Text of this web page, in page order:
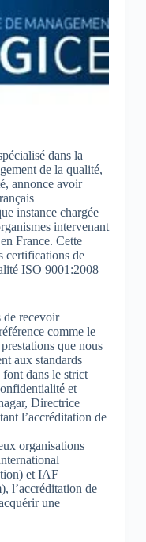
dans la
de la qualité,
annonce avoir
instance chargée
intervenant
France. Cette
certifications de
ISO 9001:2008
de recevoir
comme le
que nous
aux standards
font dans le strict
et
Directrice
l’accréditation de
organisations
et IAF
l’accréditation de
une